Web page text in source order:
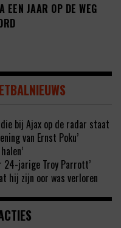
EEN JAAR OP DE WEG
bij Ajax op de radar staat
van Ernst Poku’
24-jarige Troy Parrott’
hij zijn oor was verloren